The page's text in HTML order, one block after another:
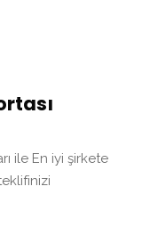
ile En iyi şirkete